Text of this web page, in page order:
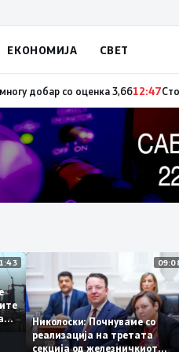
ЕКОНОМИЈА СВЕТ
ќе имаме најмалку 3.000
11:43
се
сите
за
Николоски: Почнуваме со
реализација на третата
секција од железничкиот